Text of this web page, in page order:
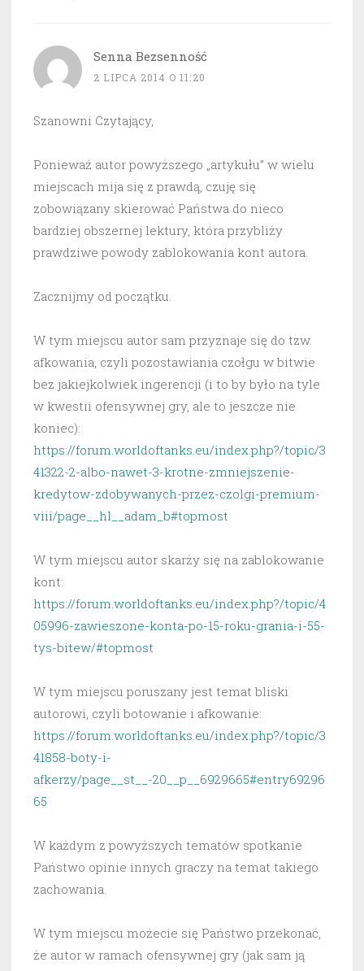
Senna Bezsenność
2 LIPCA 2014 O 11:20
Szanowni Czytający,
Ponieważ autor powyższego „artykułu” w wielu
miejscach mija się z prawdą, czuję się
zobowiązany skierować Państwa do nieco
bardziej obszernej lektury, która przybliży
prawdziwe powody zablokowania kont autora.
Zacznijmy od początku.
W tym miejscu autor sam przyznaje się do tzw.
afkowania, czyli pozostawiania czołgu w bitwie
bez jakiejkolwiek ingerencji (i to by było na tyle
w kwestii ofensywnej gry, ale to jeszcze nie
koniec):
https://forum.worldoftanks.eu/index.php?/topic/3
41322-2-albo-nawet-3-krotne-zmniejszenie-
kredytow-zdobywanych-przez-czolgi-premium-
viii/page__hl__adam_b#topmost
W tym miejscu autor skarży się na zablokowanie
kont:
https://forum.worldoftanks.eu/index.php?/topic/4
05996-zawieszone-konta-po-15-roku-grania-i-55-
tys-bitew/#topmost
W tym miejscu poruszany jest temat bliski
autorowi, czyli botowanie i afkowanie:
https://forum.worldoftanks.eu/index.php?/topic/3
41858-boty-i-
afkerzy/page__st__-20__p__6929665#entry69296
65
W każdym z powyższych tematów spotkanie
Państwo opinie innych graczy na temat takiego
zachowania.
W tym miejscu możecie się Państwo przekonać,
że autor w ramach ofensywnej gry (jak sam ją